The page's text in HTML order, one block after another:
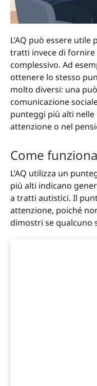
L’AQ può essere
tratti invece di
complessivo. Ad
ottenere lo stesso
molto diversi: una
comunicazione
punteggi più alti
attenzione o nel
Come
L’AQ utilizza un
più alti indicano
a tratti autistici. Il
attenzione, poiché
dimostri se qualcuno